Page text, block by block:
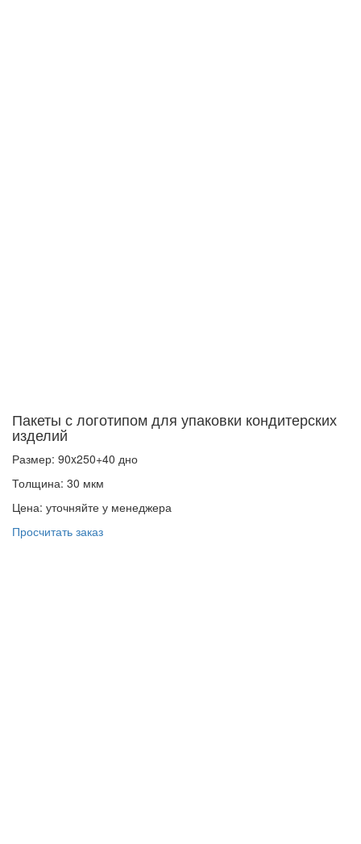
Пакеты с логотипом для упаковки кондитерских
изделий
Размер: 90x250+40 дно
Толщина: 30 мкм
Цена: уточняйте у менеджера
Просчитать заказ